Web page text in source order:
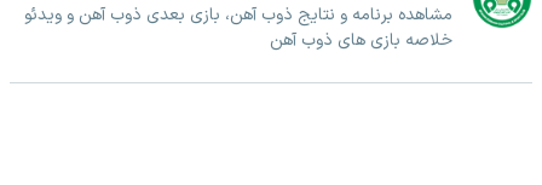
مشاهده برنامه و نتایج ذوب آهن، بازی بعدی ذوب آهن و ویدئو
خلاصه بازی های ذوب آهن